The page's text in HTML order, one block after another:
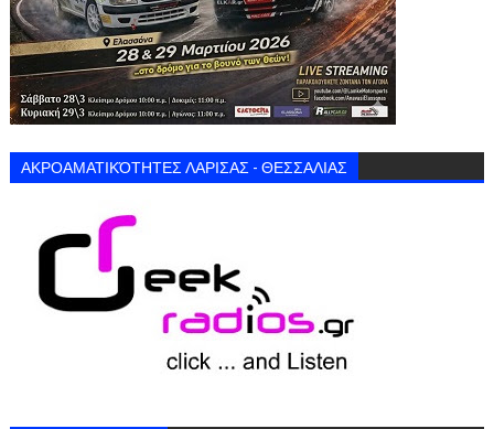
ΑΚΡΟΑΜΑΤΙΚΌΤΗΤΕΣ ΛΑΡΙΣΑΣ - ΘΕΣΣΑΛΙΑΣ